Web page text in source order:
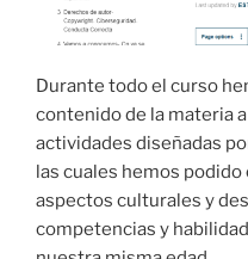
Durante todo el curso
contenido de la materia
actividades diseñadas
las cuales hemos
aspectos culturales y
competencias y